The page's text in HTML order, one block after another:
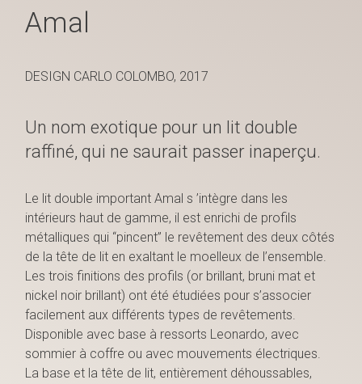
Amal
DESIGN CARLO COLOMBO, 2017
Un nom exotique pour un lit double
raffiné, qui ne saurait passer inaperçu.
Le lit double important Amal s ’intègre dans les
intérieurs haut de gamme, il est enrichi de profils
métalliques qui “pincent” le revêtement des deux côtés
de la tête de lit en exaltant le moelleux de l’ensemble.
Les trois finitions des profils (or brillant, bruni mat et
nickel noir brillant) ont été étudiées pour s’associer
facilement aux différents types de revêtements.
Disponible avec base à ressorts Leonardo, avec
sommier à coffre ou avec mouvements électriques.
La base et la tête de lit, entièrement déhoussables,